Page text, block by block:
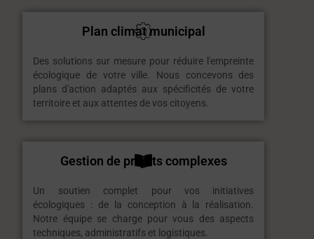
Plan climat municipal
Des solutions sur mesure pour réduire l'empreinte
écologique de votre ville. Nous concevons des
plans d'action adaptés aux spécificités de votre
territoire et aux attentes de vos citoyens.
Gestion de projets complexes
Un soutien complet pour vos initiatives
écologiques : de la conception à la réalisation.
Notre équipe se charge pour vous des aspects
techniques, administratifs et logistiques.